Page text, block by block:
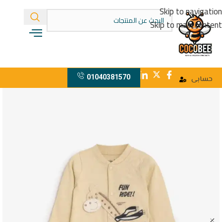
Skip to navigation
Skip to main content
حسابى 01040381570